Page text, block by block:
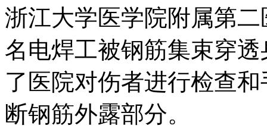
江西公安销毁非法枪支三千余支
英法大战催眠平局 球迷看台打鼾
浙江大学医学院附属第
名电焊工被钢筋集束穿
了医院对伤者进行检查
断钢筋外露部分。